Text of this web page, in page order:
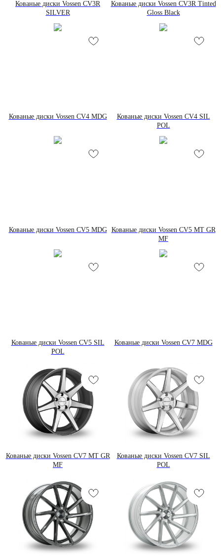
Кованые диски Vossen CV3R
SILVER
Кованые диски Vossen CV3R Tinted
Gloss Black
Кованые диски Vossen CV4 MDG
Кованые диски Vossen CV4 SIL
POL
Кованые диски Vossen CV5 MDG
Кованые диски Vossen CV5 MT GR
MF
Кованые диски Vossen CV5 SIL
POL
Кованые диски Vossen CV7 MDG
Кованые диски Vossen CV7 MT GR
MF
Кованые диски Vossen CV7 SIL
POL